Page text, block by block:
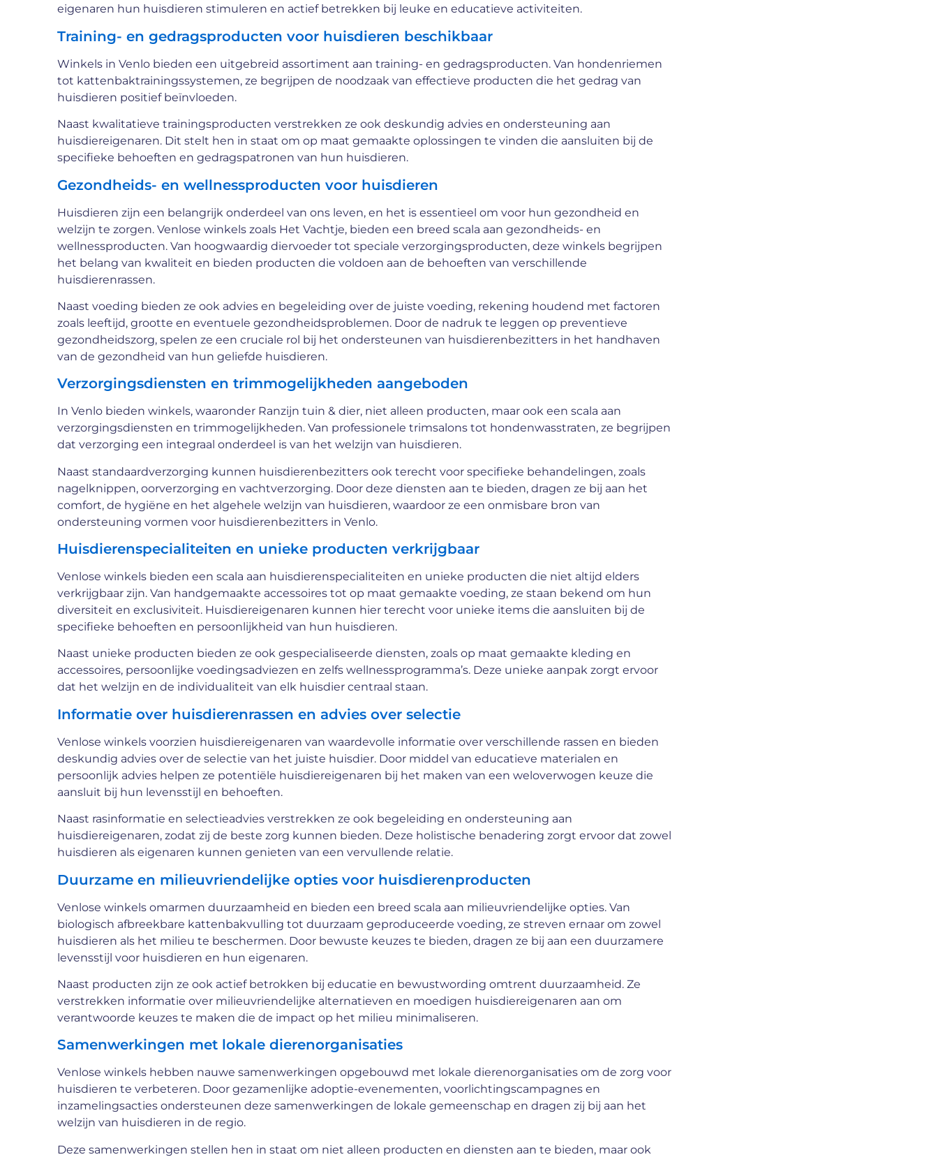
eigenaren hun huisdieren stimuleren en actief betrekken bij leuke en educatieve activiteiten.
Training- en gedragsproducten voor huisdieren beschikbaar
Winkels in Venlo bieden een uitgebreid assortiment aan training- en gedragsproducten. Van hondenriemen
tot kattenbaktrainingssystemen, ze begrijpen de noodzaak van effectieve producten die het gedrag van
huisdieren positief beïnvloeden.
Naast kwalitatieve trainingsproducten verstrekken ze ook deskundig advies en ondersteuning aan
huisdiereigenaren. Dit stelt hen in staat om op maat gemaakte oplossingen te vinden die aansluiten bij de
specifieke behoeften en gedragspatronen van hun huisdieren.
Gezondheids- en wellnessproducten voor huisdieren
Huisdieren zijn een belangrijk onderdeel van ons leven, en het is essentieel om voor hun gezondheid en
welzijn te zorgen. Venlose winkels zoals Het Vachtje, bieden een breed scala aan gezondheids- en
wellnessproducten. Van hoogwaardig diervoeder tot speciale verzorgingsproducten, deze winkels begrijpen
het belang van kwaliteit en bieden producten die voldoen aan de behoeften van verschillende
huisdierenrassen.
Naast voeding bieden ze ook advies en begeleiding over de juiste voeding, rekening houdend met factoren
zoals leeftijd, grootte en eventuele gezondheidsproblemen. Door de nadruk te leggen op preventieve
gezondheidszorg, spelen ze een cruciale rol bij het ondersteunen van huisdierenbezitters in het handhaven
van de gezondheid van hun geliefde huisdieren.
Verzorgingsdiensten en trimmogelijkheden aangeboden
In Venlo bieden winkels, waaronder Ranzijn tuin & dier, niet alleen producten, maar ook een scala aan
verzorgingsdiensten en trimmogelijkheden. Van professionele trimsalons tot hondenwasstraten, ze begrijpen
dat verzorging een integraal onderdeel is van het welzijn van huisdieren.
Naast standaardverzorging kunnen huisdierenbezitters ook terecht voor specifieke behandelingen, zoals
nagelknippen, oorverzorging en vachtverzorging. Door deze diensten aan te bieden, dragen ze bij aan het
comfort, de hygiëne en het algehele welzijn van huisdieren, waardoor ze een onmisbare bron van
ondersteuning vormen voor huisdierenbezitters in Venlo.
Huisdierenspecialiteiten en unieke producten verkrijgbaar
Venlose winkels bieden een scala aan huisdierenspecialiteiten en unieke producten die niet altijd elders
verkrijgbaar zijn. Van handgemaakte accessoires tot op maat gemaakte voeding, ze staan bekend om hun
diversiteit en exclusiviteit. Huisdiereigenaren kunnen hier terecht voor unieke items die aansluiten bij de
specifieke behoeften en persoonlijkheid van hun huisdieren.
Naast unieke producten bieden ze ook gespecialiseerde diensten, zoals op maat gemaakte kleding en
accessoires, persoonlijke voedingsadviezen en zelfs wellnessprogramma’s. Deze unieke aanpak zorgt ervoor
dat het welzijn en de individualiteit van elk huisdier centraal staan.
Informatie over huisdierenrassen en advies over selectie
Venlose winkels voorzien huisdiereigenaren van waardevolle informatie over verschillende rassen en bieden
deskundig advies over de selectie van het juiste huisdier. Door middel van educatieve materialen en
persoonlijk advies helpen ze potentiële huisdiereigenaren bij het maken van een weloverwogen keuze die
aansluit bij hun levensstijl en behoeften.
Naast rasinformatie en selectieadvies verstrekken ze ook begeleiding en ondersteuning aan
huisdiereigenaren, zodat zij de beste zorg kunnen bieden. Deze holistische benadering zorgt ervoor dat zowel
huisdieren als eigenaren kunnen genieten van een vervullende relatie.
Duurzame en milieuvriendelijke opties voor huisdierenproducten
Venlose winkels omarmen duurzaamheid en bieden een breed scala aan milieuvriendelijke opties. Van
biologisch afbreekbare kattenbakvulling tot duurzaam geproduceerde voeding, ze streven ernaar om zowel
huisdieren als het milieu te beschermen. Door bewuste keuzes te bieden, dragen ze bij aan een duurzamere
levensstijl voor huisdieren en hun eigenaren.
Naast producten zijn ze ook actief betrokken bij educatie en bewustwording omtrent duurzaamheid. Ze
verstrekken informatie over milieuvriendelijke alternatieven en moedigen huisdiereigenaren aan om
verantwoorde keuzes te maken die de impact op het milieu minimaliseren.
Samenwerkingen met lokale dierenorganisaties
Venlose winkels hebben nauwe samenwerkingen opgebouwd met lokale dierenorganisaties om de zorg voor
huisdieren te verbeteren. Door gezamenlijke adoptie-evenementen, voorlichtingscampagnes en
inzamelingsacties ondersteunen deze samenwerkingen de lokale gemeenschap en dragen zij bij aan het
welzijn van huisdieren in de regio.
Deze samenwerkingen stellen hen in staat om niet alleen producten en diensten aan te bieden, maar ook